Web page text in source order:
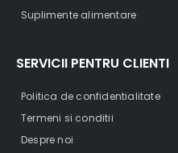
Suplimente alimentare
SERVICII PENTRU CLIENTI
Politica de confidentialitate
Termeni si conditii
Despre noi